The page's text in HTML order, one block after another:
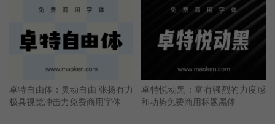
卓特自由体：灵动自由 张扬有力
极具视觉冲击力免费商用字体
卓特悦动黑：富有强烈的力度感
和动势免费商用标题黑体